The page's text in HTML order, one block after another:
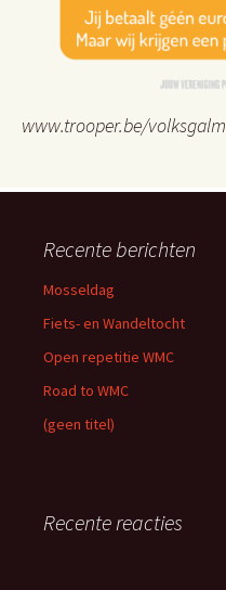
www.trooper.be/volksgalm
Recente berichten
Mosseldag
Fiets- en Wandeltocht
Open repetitie WMC
Road to WMC
(geen titel)
Recente reacties